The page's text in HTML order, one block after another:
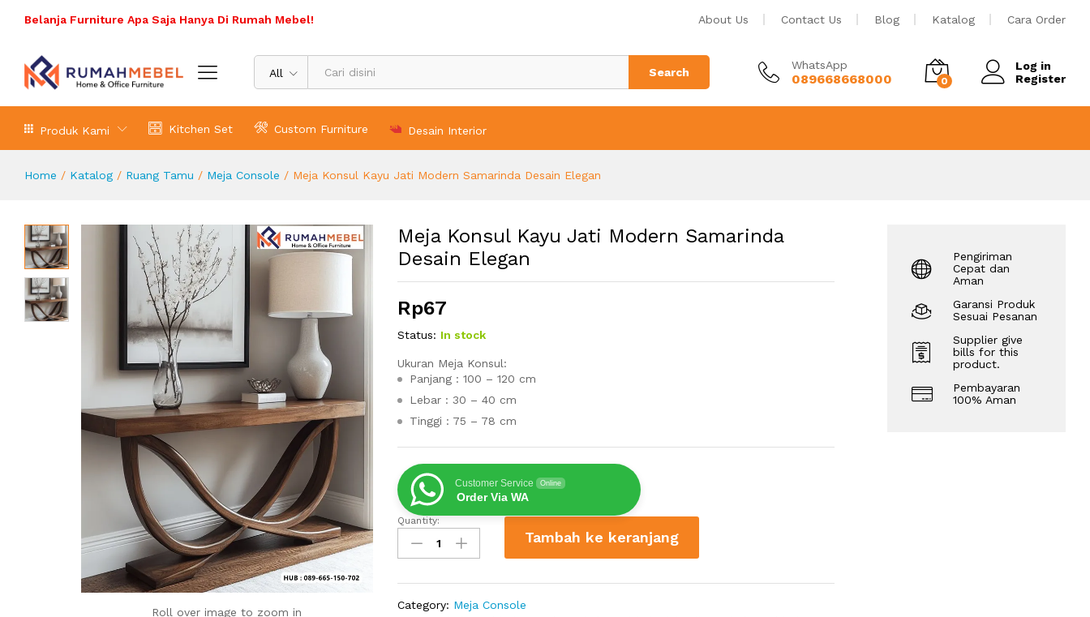
Belanja Furniture Apa Saja Hanya Di Rumah Mebel! About Us Contact Us Blog Katalog Cara Order
All Search
WhatsApp
089668668000 0
Log in
Register
Produk Kami Kitchen Set Custom Furniture Desain Interior
Home / Katalog / Ruang Tamu / Meja Console / Meja Konsul Kayu Jati Modern Samarinda Desain Elegan
Roll over image to zoom in
Meja Konsul Kayu Jati Modern Samarinda
Desain Elegan
Rp67
Status: In stock
Ukuran Meja Konsul:
Panjang : 100 – 120 cm
Lebar : 30 – 40 cm
Tinggi : 75 – 78 cm
Customer Service Online
Order Via WA
Meja
Konsul
Kayu
Samarinda
Quantity:
Tambah ke keranjang
Category: Meja Console
Pengiriman
Cepat dan
Aman
Garansi Produk
Sesuai Pesanan
Supplier give
bills for this
product.
Pembayaran
100% Aman
Deskripsi Produk
Rp 67 Tambah ke keranjang